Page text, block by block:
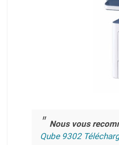
Nous vous
Qube 9302